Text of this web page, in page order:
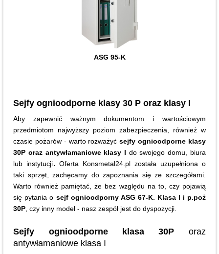
ASG 95-K
Sejfy ognioodporne klasy 30 P oraz klasy I
Aby zapewnić ważnym dokumentom i wartościowym
przedmiotom najwyższy poziom zabezpieczenia, również w
czasie pożarów - warto rozważyćsejfy ognioodporne klasy
30P oraz antywłamaniowe klasy I do swojego domu, biura
lub instytucji. Oferta Konsmetal24.pl została uzupełniona o
taki sprzęt, zachęcamy do zapoznania się ze szczegółami.
Warto również pamiętać, że bez względu na to, czy pojawią
się pytania o sejf ognioodporny ASG 67-K. Klasa I i p.poż
30P , czy inny model - nasz zespół jest do dyspozycji.
Sejfy ognioodporne klasa 30P oraz
antywłamaniowe klasa I